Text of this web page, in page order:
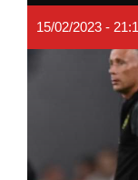
15/02/2023 -